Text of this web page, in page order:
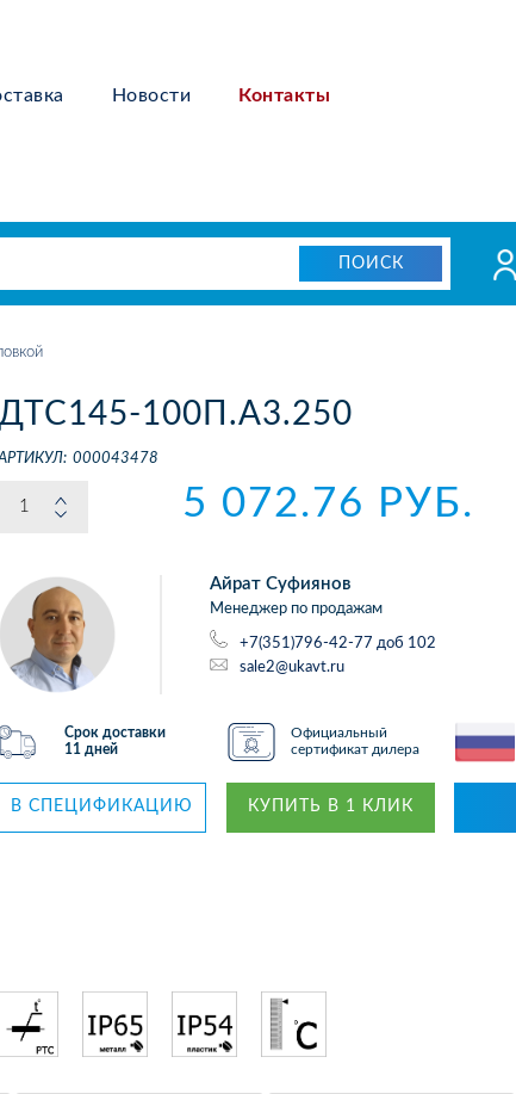
Новости Контакты
100П.А3.250
000043478
5 072.76 РУБ.
Айрат Суфиянов
Менеджер по продажам
+7(351)796-42-77 доб 102
sale2@ukavt.ru
Срок доставки
11 дней
Официальный
сертификат дилера
В СПЕЦИФИКАЦИЮ КУПИТЬ В 1 КЛИК